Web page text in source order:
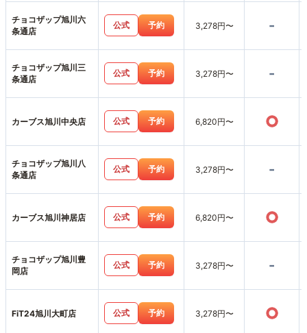
チョコザップ旭川六
条通店
公式 予約 3,278円〜 -
チョコザップ旭川三
条通店
公式 予約 3,278円〜 -
カーブス旭川中央店 公式 予約 6,820円〜 ○
チョコザップ旭川八
条通店
公式 予約 3,278円〜 -
カーブス旭川神居店 公式 予約 6,820円〜 ○
チョコザップ旭川豊
岡店
公式 予約 3,278円〜 -
FiT24旭川大町店 公式 予約 3,278円〜 ○